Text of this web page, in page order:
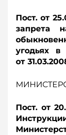
Пост. от
запрета
угодьях
от
Пост. от